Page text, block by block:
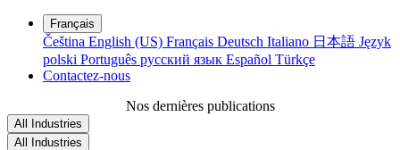
Français
Čeština English (US) Français Deutsch Italiano 日本語 Język
polski Português русский язык Español Türkçe
Contactez-nous
Nos dernières publications
All Industries
All Industries